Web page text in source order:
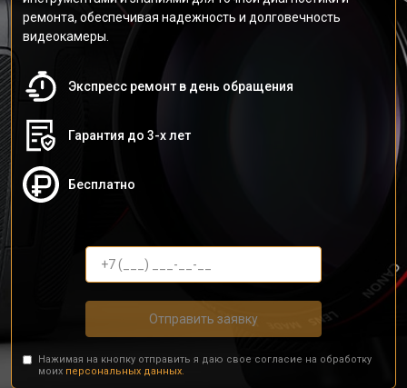
ремонта, обеспечивая надежность и долговечность
видеокамеры.
Экспресс ремонт в день обращения
Гарантия до 3-х лет
Бесплатно
Отправить заявку
Нажимая на кнопку отправить я даю свое согласие на обработку
моих персональных данных.